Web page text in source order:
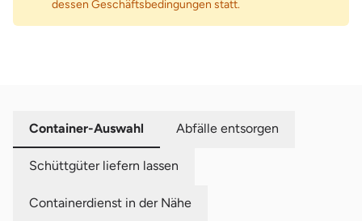
dessen Geschäftsbedingungen statt.
Container-Auswahl Abfälle entsorgen
Schüttgüter liefern lassen
Containerdienst in der Nähe